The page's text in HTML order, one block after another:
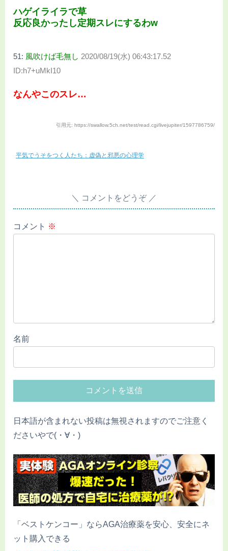
ハゲイライラで草
反応良かったし定期スレにするわw
51: 風吹けば毛無し 2020/08/19(水) 06:43:17.52
ID:h7+uMkI10
なんやこのスレ…
引用元: https://swallow.5ch.net/test/read.cgi/livejupiter/1597786759/
平気でうそをつく人たち：虚偽と邪悪の心理学
コメントをどうぞ
コメント ※
名前
日本語が含まれない投稿は無視されますのでご注意く
ださいやで(・∀・)
「ベストケンコー」ならAGA治療薬を安心、安全にネ
ット購入できる